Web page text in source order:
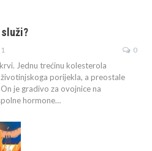
0
Jednu trećinu kolesterola
porijekla, a preostale
je gradivo za ovojnice na
hormone…